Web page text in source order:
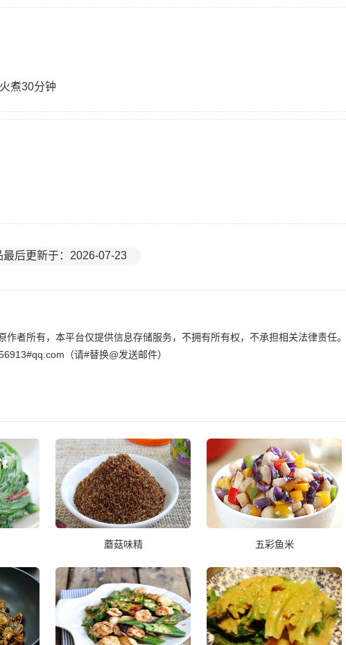
煮30分钟
最后更新于：2026-07-23
者所有，本平台仅提供信息存储服务，不拥有所有权，不承担相关法律责任。
（请#替换@发送邮件）
蘑菇味精 五彩鱼米